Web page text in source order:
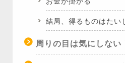
結局、得るものはたい
周りの目は気にしない